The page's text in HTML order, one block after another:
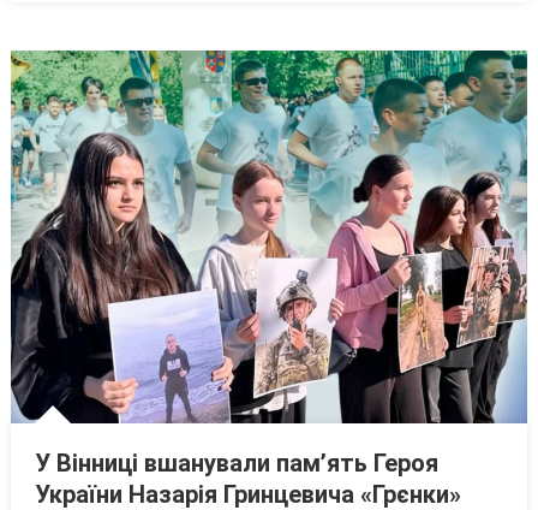
У Вінниці вшанували пам’ять Героя
України Назарія Гринцевича «Грєнки»